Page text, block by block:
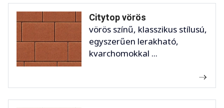
Citytop vörös
vörös színű, klasszikus stílusú,
egyszerűen lerakható,
kvarchomokkal ...